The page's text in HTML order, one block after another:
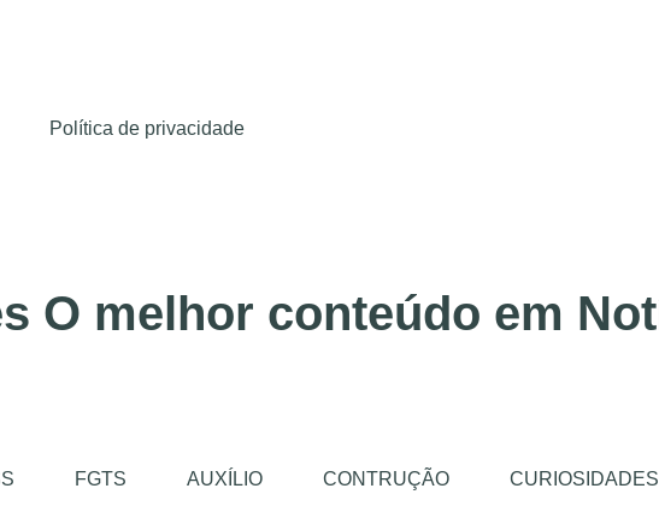
Política de privacidade
O melhor conteúdo em
FGTS AUXÍLIO CONTRUÇÃO CURIOSIDADES